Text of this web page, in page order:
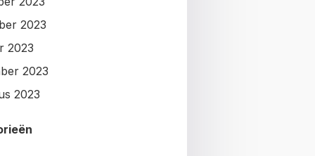
2023
2023
2023
2023